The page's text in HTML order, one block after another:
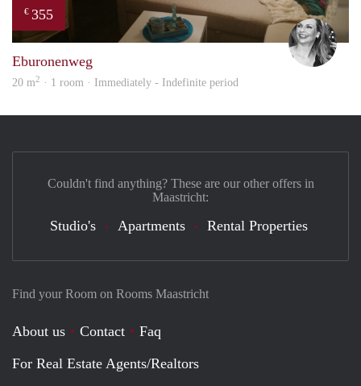
€ 355
Eburonenweg
20 m2 · 1 room · Immediately - Indefinite period
Find your Room on Rooms Maastricht
About us Contact
Faq
For Real Estate Agents/Realtors
Couldn't find anything? These are our other offers in
Maastricht:
Studio's Apartments Rental Properties